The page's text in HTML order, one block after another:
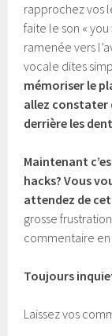
rapprochez vos
faite le son «
ramenée vers
vocale dites
mémoriser le
allez constater
derrière les
Maintenant
hacks? Vous
attendez de
grosse
commentaire
Toujours
Laissez vos